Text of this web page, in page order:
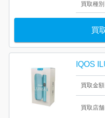
買取種別
買
買取金額
買取店舗